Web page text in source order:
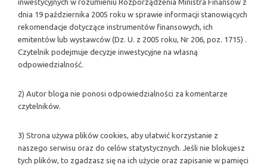
inwestycyjnych w rozumieniu Rozporządzenia Ministra Finansów z
dnia 19 października 2005 roku w sprawie informacji stanowiących
rekomendacje dotyczące instrumentów finansowych, ich
emitentów lub wystawców (Dz. U. z 2005 roku, Nr 206, poz. 1715) .
Czytelnik podejmuje decyzje inwestycyjne na własną
odpowiedzialność.
2) Autor bloga nie ponosi odpowiedzialności za komentarze
czytelników.
3) Strona używa plików cookies, aby ułatwić korzystanie z
naszego serwisu oraz do celów statystycznych. Jeśli nie blokujesz
tych plików, to zgadzasz się na ich użycie oraz zapisanie w pamięci